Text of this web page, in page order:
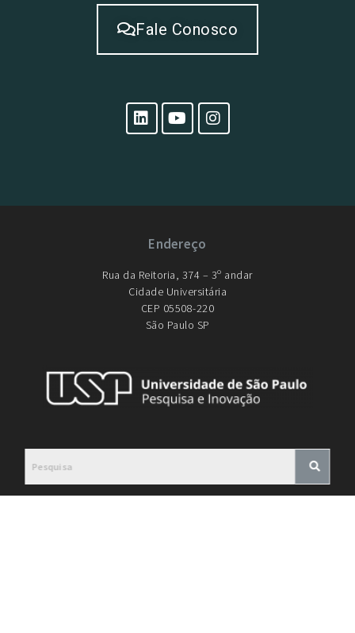
Fale Conosco
Endereço
Rua da Reitoria, 374 – 3º andar
Cidade Universitária
CEP 05508-220
São Paulo SP